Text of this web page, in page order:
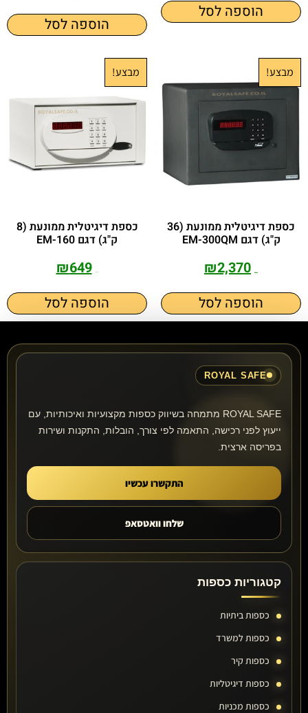
הוספה לסל
הוספה לסל
מבצע!
כספת דיגיטלית ממונעת (36
ק"ג) דגם EM-300QM
₪2,370
הוספה לסל
מבצע!
כספת דיגיטלית ממונעת (8
ק"ג) דגם EM-160
₪649
הוספה לסל
ROYAL SAFE
ROYAL SAFE מתמחה בשיווק כספות מקצועיות ואיכותיות, עם
ייעוץ לפני רכישה, התאמה לפי צורך, הובלות, התקנות ושירות
בפריסה ארצית.
התקשרו עכשיו
שלחו וואטסאפ
קטגוריות כספות
כספות ביתיות
כספות למשרד
כספות קיר
כספות דיגיטליות
כספות מכניות